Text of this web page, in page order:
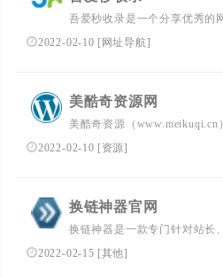
吾爱秒收录是一个分享优秀的
申请加入自动收录，获取高质
2022-02-10 [网址导航]
美酷奇资源网
美酷奇资源（www.meikuqi.cn
程序源码应有尽有，美酷奇资
2022-02-10 [资源]
换链神器官网
换链神器是一款专门针对站长
换、交易平台，集友情链接交
工具软件；目前友情链接平
2022-02-15 [其他]